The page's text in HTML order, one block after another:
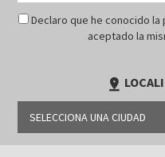
Declaro que he conocido
aceptado la
pin_drop
SELECCIONA UNA CIUDAD
LIMA